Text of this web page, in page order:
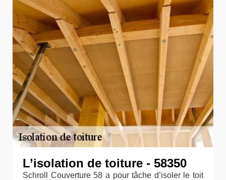
L’isolation de toiture - 58350
Schroll Couverture 58 a pour tâche d’isoler le toit